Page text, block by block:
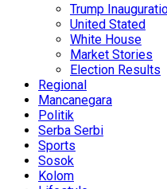
Trump
United Stated
White House
Market Stories
Election Results
Regional
Mancanegara
Politik
Serba Serbi
Sports
Sosok
Kolom